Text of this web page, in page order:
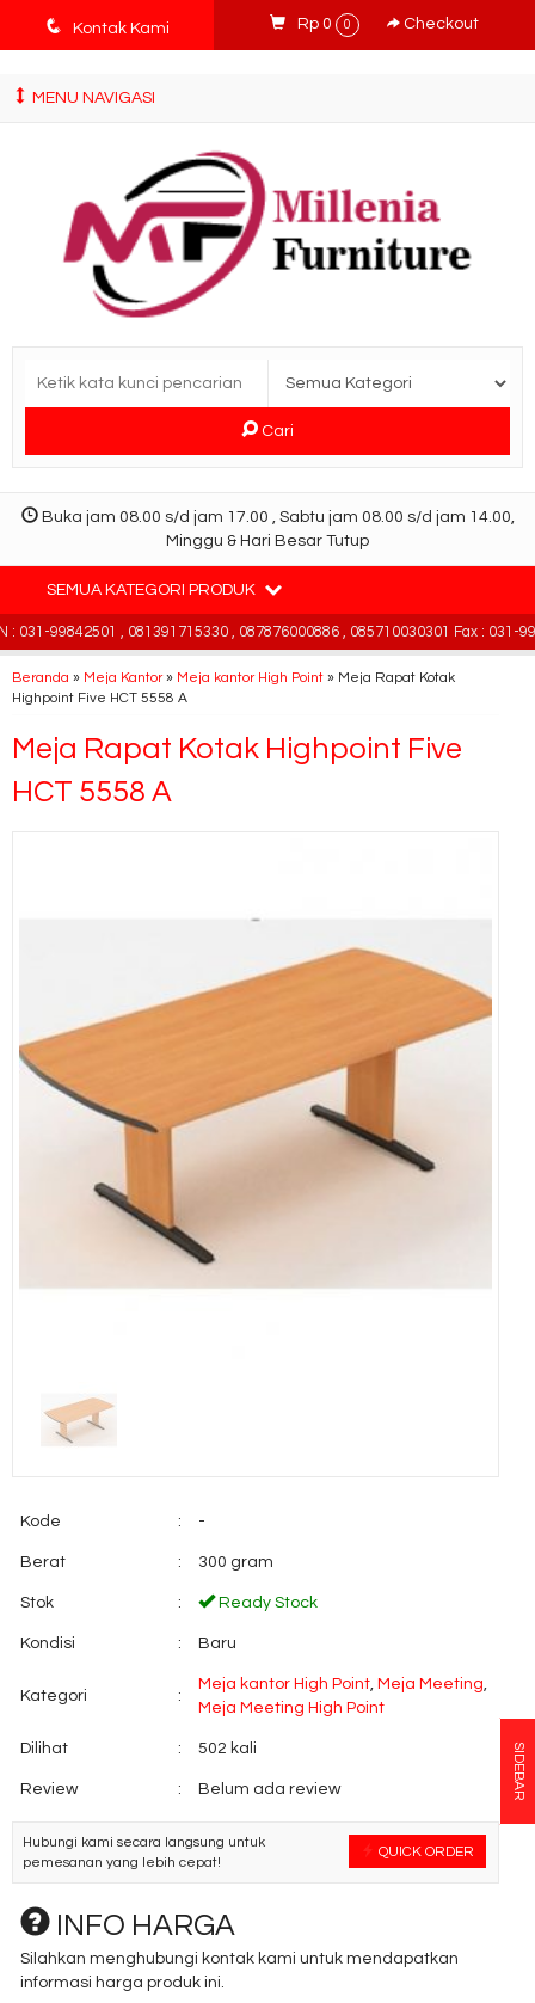
tv3ISbyqwvMDypa7aIfj2FUlPKawe7X5fX5v6wsT4Ns
q Kontak Kami Rp 0 0 Checkout
MENU NAVIGASI
Cari
Buka jam 08.00 s/d jam 17.00 , Sabtu jam 08.00 s/d jam 14.00,
Minggu & Hari Besar Tutup
SEMUA KATEGORI PRODUK
031-99842501 , 081391715330 , 087876000886 , 085710030301 Fax : 031-
Beranda » Meja Kantor» Meja kantor High Point » Meja Rapat Kotak
Highpoint Five HCT 5558 A
Meja Rapat Kotak Highpoint Five
HCT 5558 A
Kode : -
Berat : 300 gram
Stok : Ready Stock
Kondisi : Baru
Kategori :
Meja kantor High Point, Meja Meeting,
Meja Meeting High Point
Dilihat : 502 kali
Review : Belum ada review
QUICK ORDER
Hubungi kami secara langsung untuk
pemesanan yang lebih cepat!
INFO HARGA
Silahkan menghubungi kontak kami untuk mendapatkan
informasi harga produk ini.
SIDEBAR